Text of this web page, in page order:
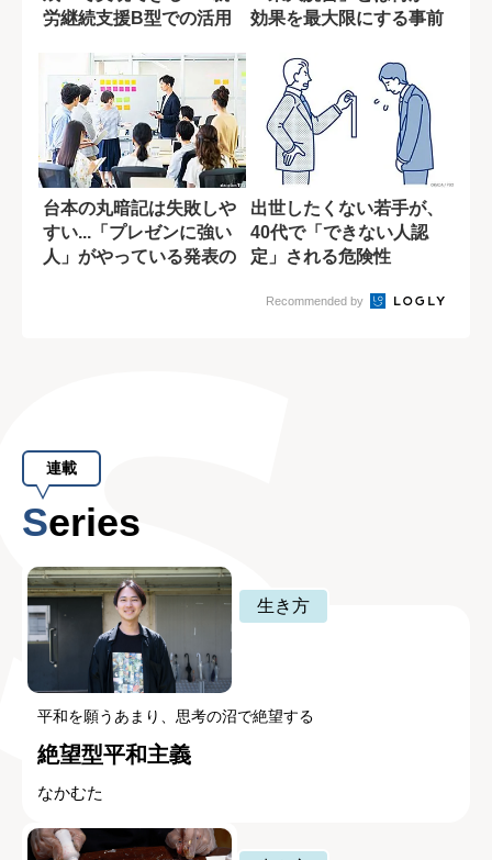
労継続支援B型での活用
効果を最大限にする事前
台本の丸暗記は失敗しや
すい...「プレゼンに強い
人」がやっている発表の
出世したくない若手が、
40代で「できない人認
定」される危険性
Recommended by
連載
Series
生き方
平和を願うあまり、思考の沼で絶望する
絶望型平和主義
なかむた